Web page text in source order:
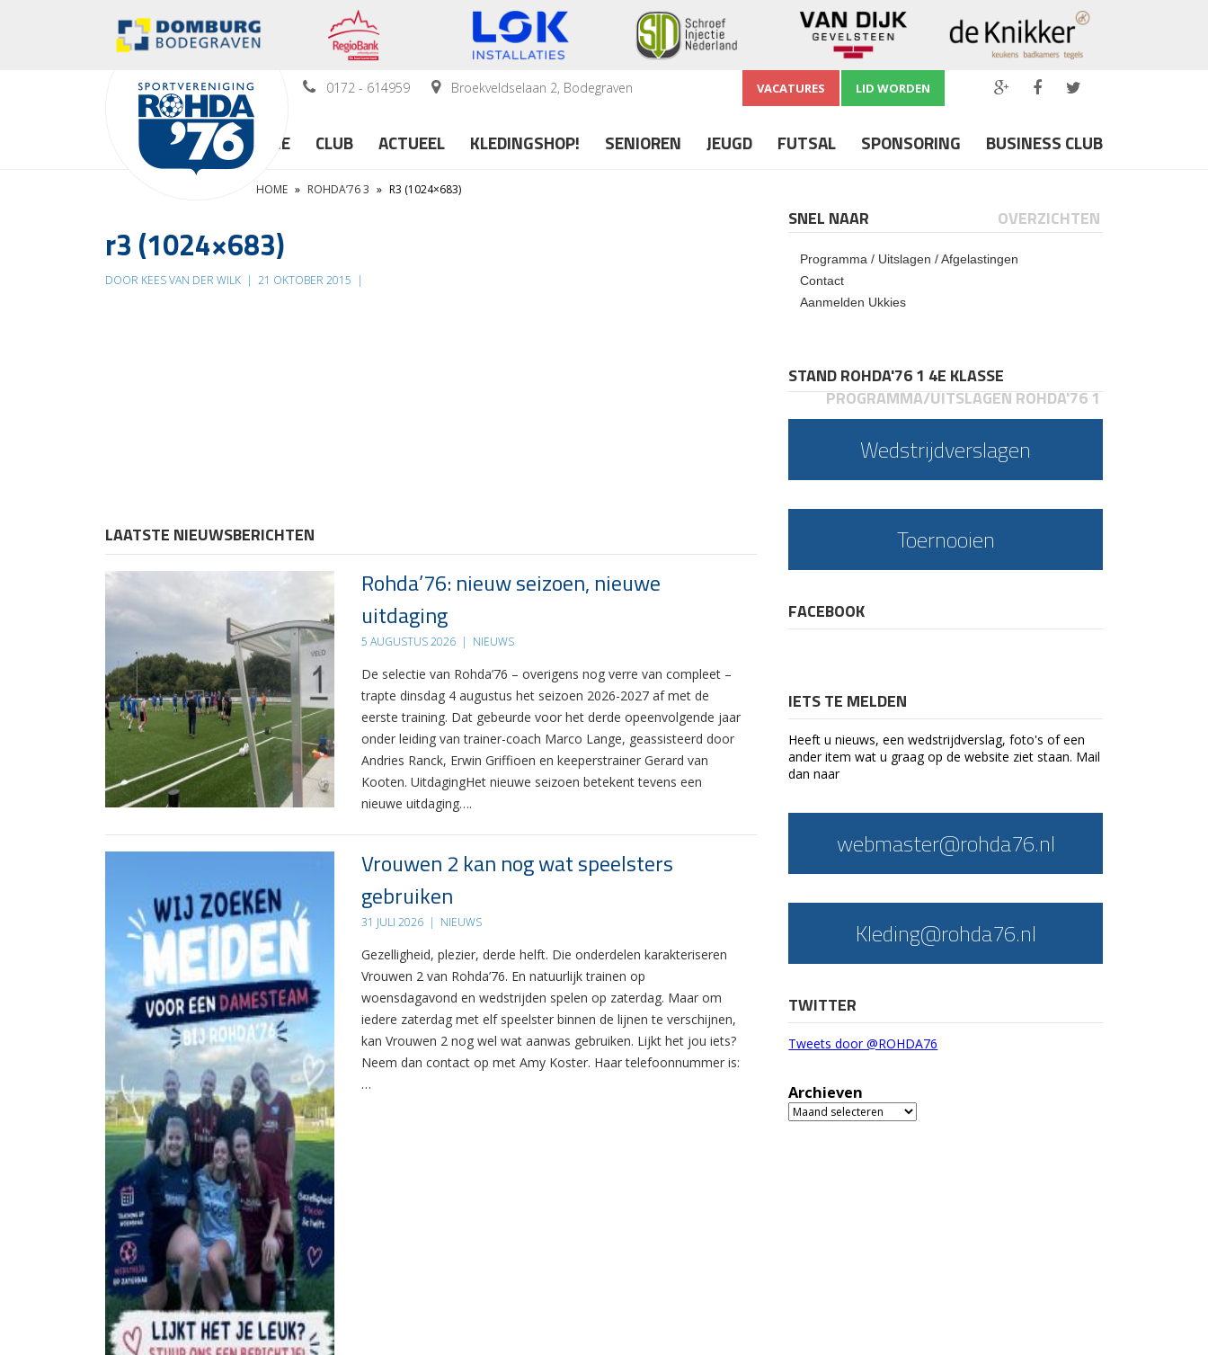
0172 - 614959 Broekveldselaan 2, Bodegraven VACATURES LID WORDEN
HOME CLUB ACTUEEL KLEDINGSHOP! SENIOREN JEUGD FUTSAL SPONSORING BUSINESS CLUB
HOME » ROHDA’76 3 » R3 (1024×683)
r3 (1024×683)
DOOR KEES VAN DER WILK | 21 OKTOBER 2015 |
LAATSTE NIEUWSBERICHTEN
Rohda’76: nieuw seizoen, nieuwe
uitdaging
5 AUGUSTUS 2026 | NIEUWS
De selectie van Rohda’76 – overigens nog verre van compleet –
trapte dinsdag 4 augustus het seizoen 2026-2027 af met de
eerste training. Dat gebeurde voor het derde opeenvolgende jaar
onder leiding van trainer-coach Marco Lange, geassisteerd door
Andries Ranck, Erwin Griffioen en keeperstrainer Gerard van
Kooten. UitdagingHet nieuwe seizoen betekent tevens een
nieuwe uitdaging….
Vrouwen 2 kan nog wat speelsters
gebruiken
31 JULI 2026 | NIEUWS
Gezelligheid, plezier, derde helft. Die onderdelen karakteriseren
Vrouwen 2 van Rohda’76. En natuurlijk trainen op
woensdagavond en wedstrijden spelen op zaterdag. Maar om
iedere zaterdag met elf speelster binnen de lijnen te verschijnen,
kan Vrouwen 2 nog wel wat aanwas gebruiken. Lijkt het jou iets?
Neem dan contact op met Amy Koster. Haar telefoonnummer is:
…
SNEL NAAR OVERZICHTEN
Programma / Uitslagen / Afgelastingen
Contact
Aanmelden Ukkies
STAND ROHDA'76 1 4E KLASSE
PROGRAMMA/UITSLAGEN ROHDA'76 1
Wedstrijdverslagen
Toernooien
FACEBOOK
IETS TE MELDEN
Heeft u nieuws, een wedstrijdverslag, foto's of een
ander item wat u graag op de website ziet staan. Mail
dan naar
webmaster@rohda76.nl
Kleding@rohda76.nl
TWITTER
Tweets door @ROHDA76
Archieven
Archieven